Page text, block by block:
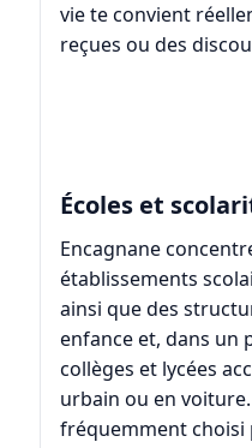
vie te convient
reçues ou des
Écoles et
Encagnane
établissements
ainsi que des
enfance et, dans un
collèges et lycées
urbain ou en
fréquemment choisi